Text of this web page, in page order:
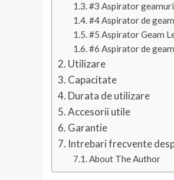
#3 Aspirator
#4 Aspirator de
#5 Aspirator Geam
#6 Aspirator de
Utilizare
Capacitate
Durata de utilizare
Accesorii utile
Garantie
Intrebari frecvente
About The Author